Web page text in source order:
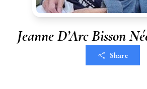
Jeanne D’Arc Bisson
Share